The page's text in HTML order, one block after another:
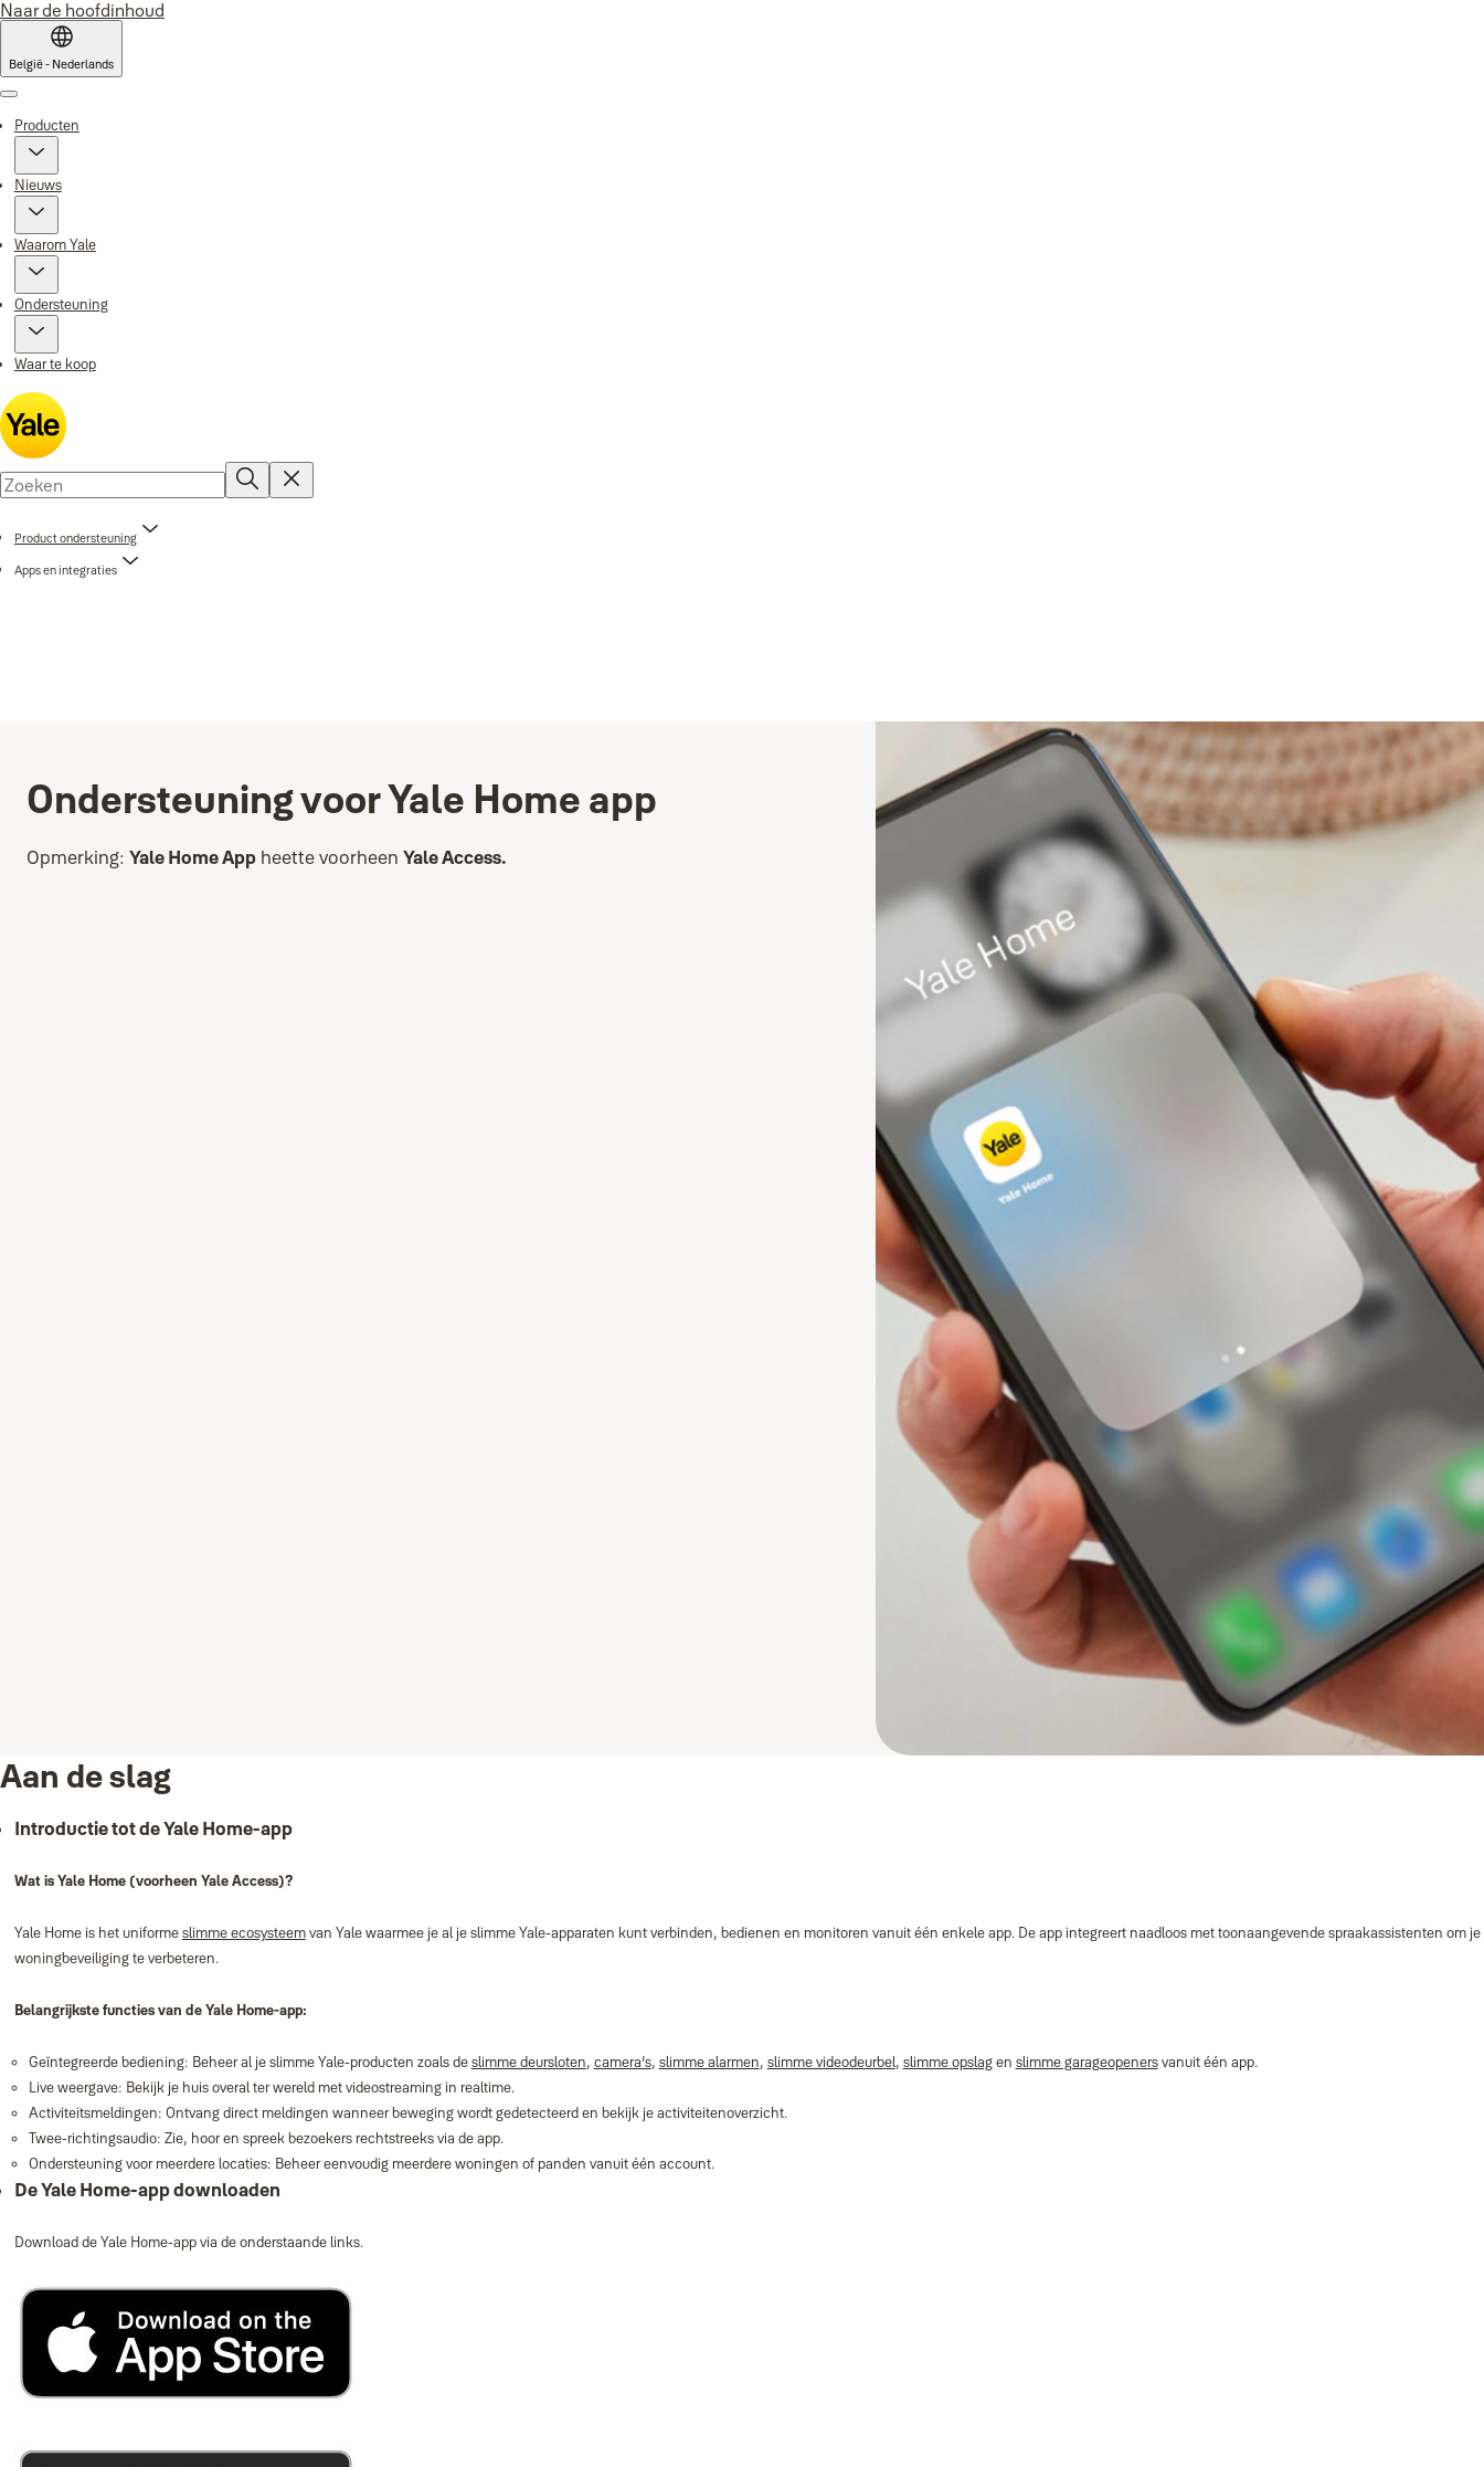
Naar de hoofdinhoud
België - Nederlands
Menu
Producten
Nieuws
Waarom Yale
Ondersteuning
Waar te koop
Product ondersteuning
Apps en integraties
Ondersteuning voor Yale Home app
Opmerking: Yale Home App heette voorheen Yale Access.
Aan de slag
Introductie tot de Yale Home‑app
Wat is Yale Home (voorheen Yale Access)?
Yale Home is het uniformeslimme ecosysteemvan Yale waarmee je al je slimme Yale‑apparaten kunt verbinden, bedienen en monitoren vanuit één enkele app. De app integreert naadloos met toonaangevende spraakassistenten om je
woningbeveiliging te verbeteren.
Belangrijkste functies van de Yale Home‑app:
Geïntegreerde bediening: Beheer al je slimme Yale‑producten zoals deslimme deursloten, camera’s, slimme alarmen, slimme videodeurbel, slimme opslagen slimme garageopenersvanuit één app.
Live weergave: Bekijk je huis overal ter wereld met videostreaming in realtime.
Activiteitsmeldingen: Ontvang direct meldingen wanneer beweging wordt gedetecteerd en bekijk je activiteitenoverzicht.
Twee‑richtingsaudio: Zie, hoor en spreek bezoekers rechtstreeks via de app.
Ondersteuning voor meerdere locaties: Beheer eenvoudig meerdere woningen of panden vanuit één account.
De Yale Home-app downloaden
Download de Yale Home‑app via de onderstaande links.